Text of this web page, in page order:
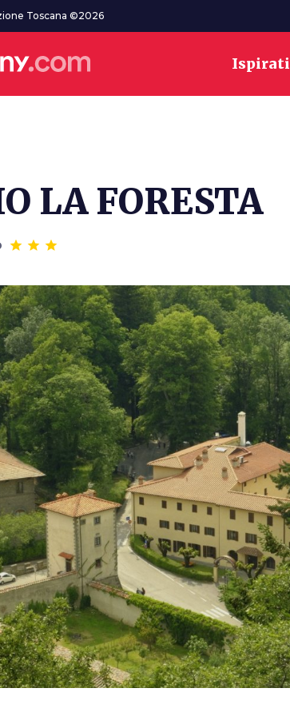
Toscana ©2026
Ispirati
LA FORESTA